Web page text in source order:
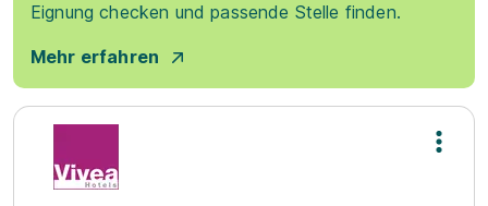
Eignung checken und passende Stelle finden.
Mehr erfahren